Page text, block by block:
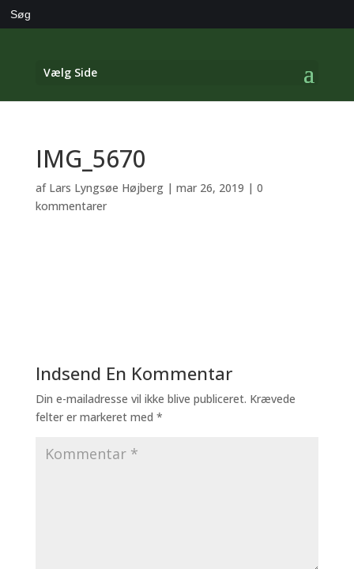
for:
Vælg Side
IMG_5670
af Lars Lyngsøe Højberg| mar 26, 2019 | 0
kommentarer
Indsend En Kommentar
Din e-mailadresse vil ikke blive publiceret. Krævede
felter er markeret med *